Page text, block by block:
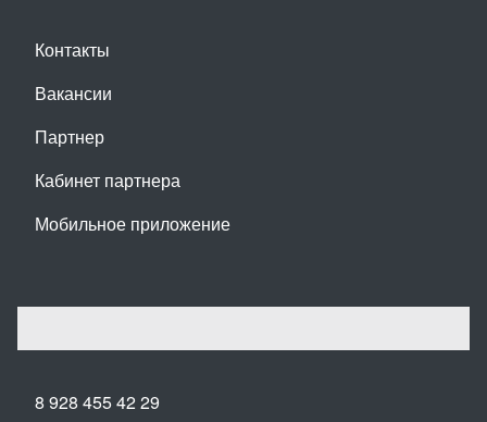
Контакты
Вакансии
Партнер
Кабинет партнера
Мобильное приложение
8 928 455 42 29